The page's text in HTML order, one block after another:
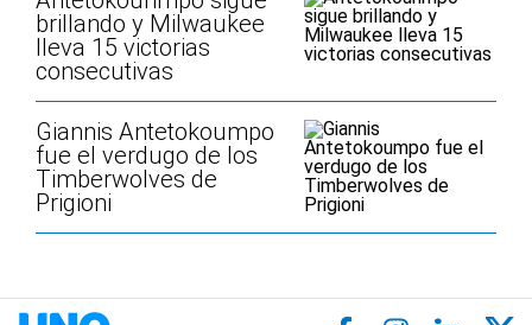
brillando y Milwaukee
lleva 15 victorias
consecutivas
Giannis Antetokoumpo
fue el verdugo de los
Timberwolves de
Prigioni